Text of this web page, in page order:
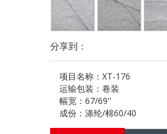
分享到：
项目名称： XT-176
运输包装： 卷装
幅宽： 67/69''
成份： 涤纶/棉60/40